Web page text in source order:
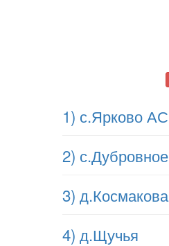
1) с.Ярково АС
2) с.Дубровное
3) д.Космакова
4) д.Щучья